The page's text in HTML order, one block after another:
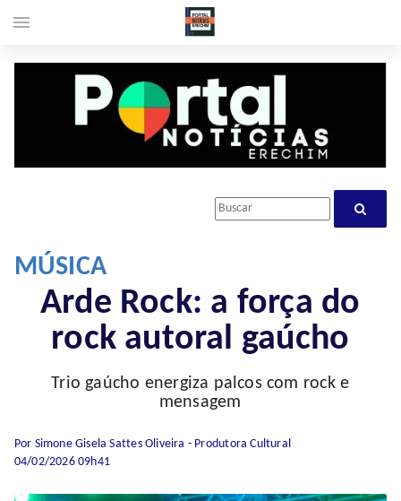
MÚSICA
Arde Rock: a força do
rock autoral gaúcho
Trio gaúcho energiza palcos com rock e
mensagem
Por Simone Gisela Sattes Oliveira - Produtora Cultural
04/02/2026 09h41
menu